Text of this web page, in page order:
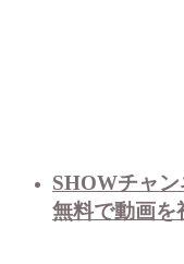
SHOWチャン
無料で動画を